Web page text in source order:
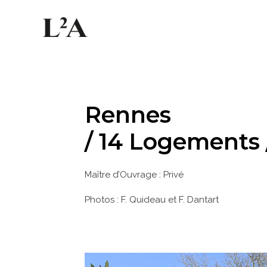
Rennes
/ 14 Logements
Maître d’Ouvrage : Privé
Photos : F. Quideau et F. Dantart